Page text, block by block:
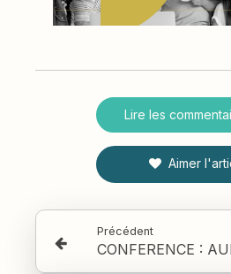
Lire les
Aimer
Précédent